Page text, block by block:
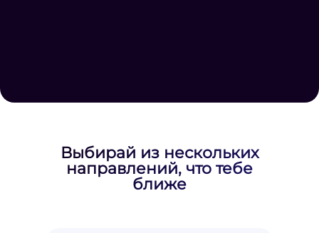
Выбирай из нескольких
направлений, что тебе
ближе